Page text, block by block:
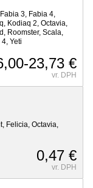
3, Fabia 4,
Kodiaq 2, Octavia,
Roomster, Scala,
Yeti
23,73 €
vr. DPH
Felicia, Octavia,
0,47 €
vr. DPH